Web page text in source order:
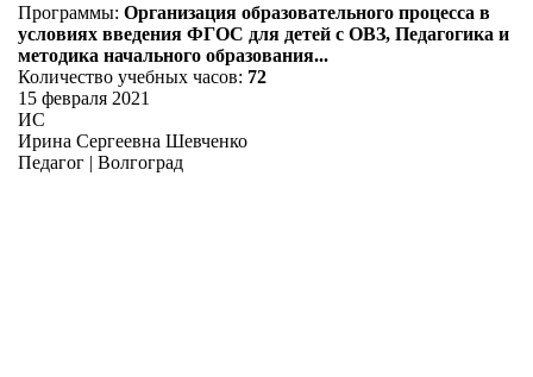
Программы: Организация образовательного процесса в
условиях введения ФГОС для детей с ОВЗ, Педагогика и
методика начального образования...
Количество учебных часов: 72
15 февраля 2021
ИС
Ирина Сергеевна Шевченко
Педагог | Волгоград